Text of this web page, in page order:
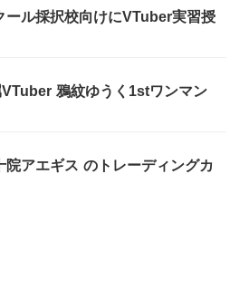
ル採択校向けにVTuber実習授
鴉紋ゆうく1stワンマン
アエギス のトレーディングカ